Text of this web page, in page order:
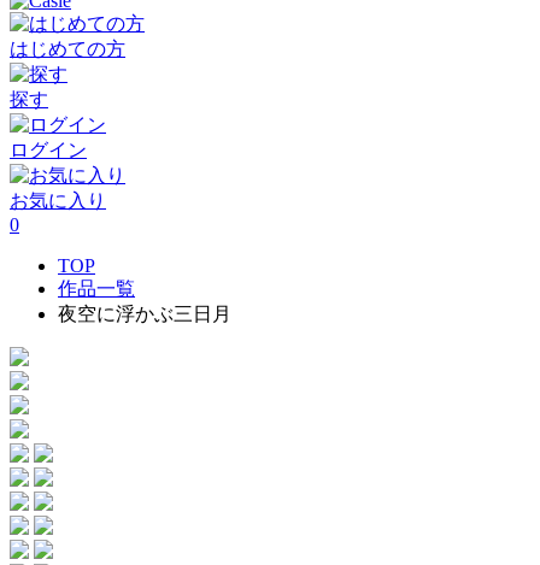
はじめての方
探す
ログイン
お気に入り
0
TOP
作品一覧
夜空に浮かぶ三日月